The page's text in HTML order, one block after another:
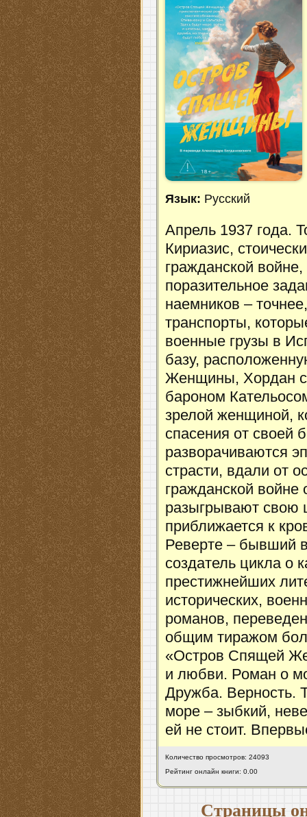
Язык: Русский
Апрель 1937 года.
Кириазис,
гражданской
поразительное
наемников –
транспорты,
военные грузы в
базу,
Женщины, Хордан
бароном
зрелой женщиной,
спасения от своей
разворачиваются
страсти, вдали от
гражданской войне
разыгрывают свою
приближается к
Реверте – бывший
создатель цикла о
престижнейших
исторических,
романов,
общим тиражом
«Остров Спящей
и любви. Роман о
Дружба. Верность.
море – зыбкий,
ей не стоит.
Количество просмотров: 24093
Рейтинг онлайн книги: 0.00
Страницы